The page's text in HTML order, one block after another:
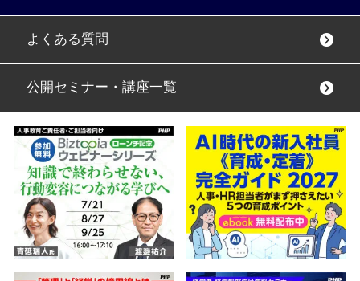
よくある質問
公開セミナー・講座一覧